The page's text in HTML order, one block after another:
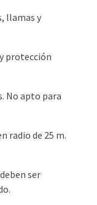
llamas y
protección
No apto para
radio de 25 m.
ser